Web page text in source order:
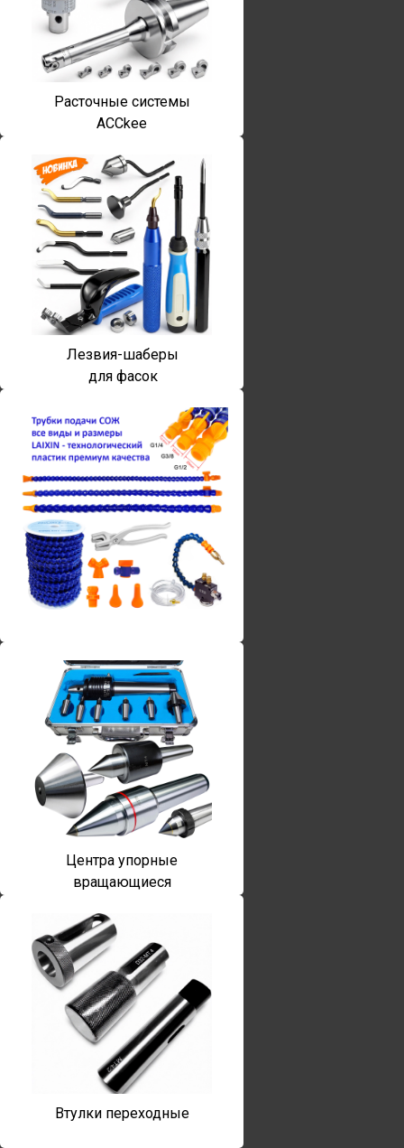
Расточные системы
ACCkee
Лезвия-шаберы
для фасок
Винты torx
Центра упорные
вращающиеся
Втулки переходные